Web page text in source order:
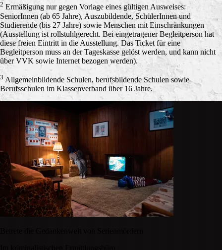
2 Ermäßigung nur gegen Vorlage eines gültigen Ausweises:
SeniorInnen (ab 65 Jahre), Auszubildende, SchülerInnen und
Studierende (bis 27 Jahre) sowie Menschen mit Einschränkungen
(Ausstellung ist rollstuhlgerecht. Bei eingetragener Begleitperson hat
diese freien Eintritt in die Ausstellung. Das Ticket für eine
Begleitperson muss an der Tageskasse gelöst werden, und kann nicht
über VVK sowie Internet bezogen werden).
3 Allgemeinbildende Schulen, berufsbildende Schulen sowie
Berufsschulen im Klassenverband über 16 Jahre.